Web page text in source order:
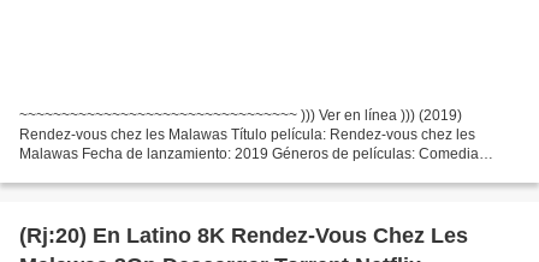
~~~~~~~~~~~~~~~~~~~~~~~~~~~~~~~~~ ))) Ver en línea ))) (2019)
Rendez-vous chez les Malawas Título película: Rendez-vous chez les
Malawas Fecha de lanzamiento: 2019 Géneros de películas: Comedia
(Rj:20) En Latino 8K Rendez-Vous Chez Les